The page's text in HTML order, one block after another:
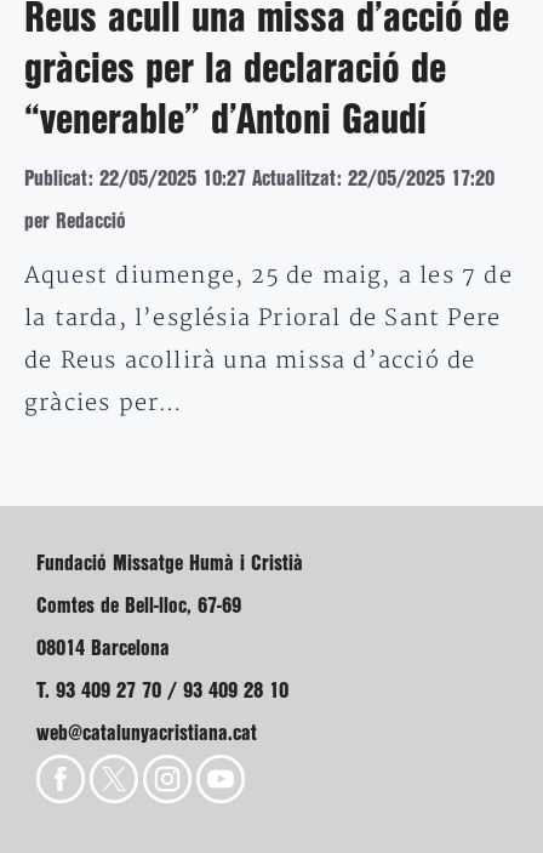
Reus acull una missa d’acció de
gràcies per la declaració de
“venerable” d’Antoni Gaudí
Publicat: 22/05/2025 10:27 Actualitzat: 22/05/2025 17:20
per Redacció
Aquest diumenge, 25 de maig, a les 7 de
la tarda, l’església Prioral de Sant Pere
de Reus acollirà una missa d’acció de
gràcies per…
Fundació Missatge Humà i Cristià
Comtes de Bell-lloc, 67-69
08014 Barcelona
T. 93 409 27 70 / 93 409 28 10
web@catalunyacristiana.cat